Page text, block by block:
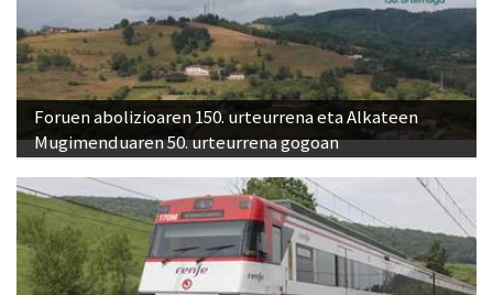
Foruen abolizioaren 150. urteurrena eta Alkateen
Mugimenduaren 50. urteurrena gogoan